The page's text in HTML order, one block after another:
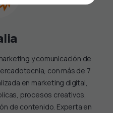
y comunicación de
con más de 7
en marketing digital,
procesos creativos,
de contenido. Experta en